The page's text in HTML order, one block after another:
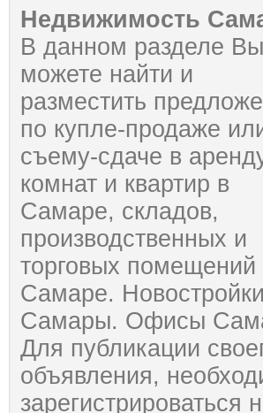
Недвижимость
В данном разделе Вы
можете найти и
разместить
по купле-продаже
съему-сдаче в
комнат и квартир в
Самаре, складов,
производственных и
торговых помещений
Самаре. Новостройки
Самары. Офисы
Для публикации
объявления,
зарегистрироваться